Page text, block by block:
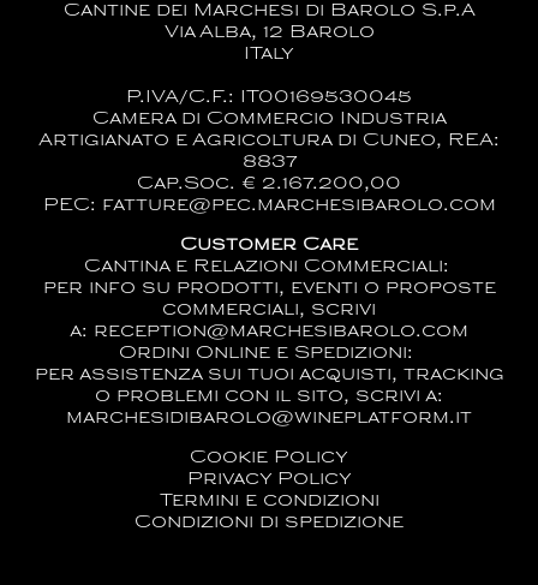
Cantine dei Marchesi di Barolo S.p.A
Via Alba, 12 Barolo
ITaly
P.IVA/C.F.: IT00169530045
Camera di Commercio Industria
Artigianato e Agricoltura di Cuneo, REA:
8837
Cap.Soc. € 2.167.200,00
PEC: fatture@pec.marchesibarolo.com
Customer Care
Cantina e Relazioni Commerciali:
per info su prodotti, eventi o proposte
commerciali, scrivi
a: reception@marchesibarolo.com
Ordini Online e Spedizioni:
per assistenza sui tuoi acquisti, tracking
o problemi con il sito, scrivi a:
marchesidibarolo@wineplatform.it
Cookie Policy
Privacy Policy
Termini e condizioni
Condizioni di spedizione